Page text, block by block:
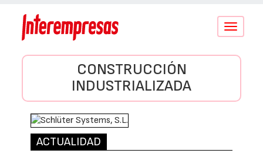
Conmutar
CONSTRUCCIÓN
INDUSTRIALIZADA
ACTUALIDAD